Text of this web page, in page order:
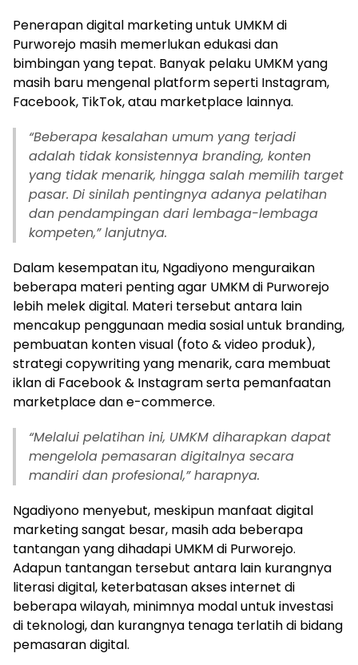
Penerapan digital marketing untuk UMKM di
Purworejo masih memerlukan edukasi dan
bimbingan yang tepat. Banyak pelaku UMKM yang
masih baru mengenal platform seperti Instagram,
Facebook, TikTok, atau marketplace lainnya.
“Beberapa kesalahan umum yang terjadi
adalah tidak konsistennya branding, konten
yang tidak menarik, hingga salah memilih target
pasar. Di sinilah pentingnya adanya pelatihan
dan pendampingan dari lembaga-lembaga
kompeten,” lanjutnya.
Dalam kesempatan itu, Ngadiyono menguraikan
beberapa materi penting agar UMKM di Purworejo
lebih melek digital. Materi tersebut antara lain
mencakup penggunaan media sosial untuk branding,
pembuatan konten visual (foto & video produk),
strategi copywriting yang menarik, cara membuat
iklan di Facebook & Instagram serta pemanfaatan
marketplace dan e-commerce.
“Melalui pelatihan ini, UMKM diharapkan dapat
mengelola pemasaran digitalnya secara
mandiri dan profesional,” harapnya.
Ngadiyono menyebut, meskipun manfaat digital
marketing sangat besar, masih ada beberapa
tantangan yang dihadapi UMKM di Purworejo.
Adapun tantangan tersebut antara lain kurangnya
literasi digital, keterbatasan akses internet di
beberapa wilayah, minimnya modal untuk investasi
di teknologi, dan kurangnya tenaga terlatih di bidang
pemasaran digital.